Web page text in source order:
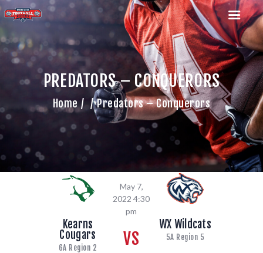
PREDATORS – CONQUERORS
Home Predators – Conquerors
HOME
TEAM
GAME SCHEDULE
CALENDAR
GAME PHOTOS
NEWS
SHOP WX GEAR
BECOME A SPONSOR
Kearns
Cougars
6A Region 2
May 7,
2022 4:30
pm
VS
WX Wildcats
5A Region 5